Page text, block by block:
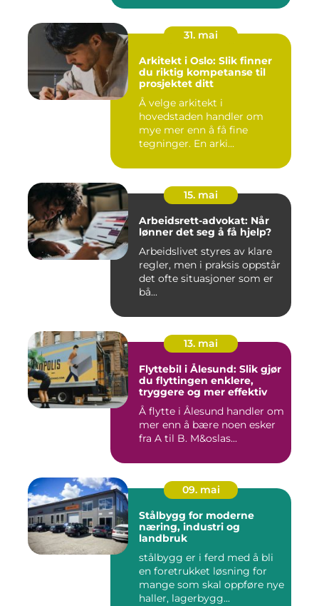
31. mai
Arkitekt i Oslo: Slik finner
du riktig kompetanse til
prosjektet ditt
Å velge arkitekt i
hovedstaden handler om
mye mer enn å få fine
tegninger. En arki...
15. mai
Arbeidsrett-advokat: Når
lønner det seg å få hjelp?
Arbeidslivet styres av klare
regler, men i praksis oppstår
det ofte situasjoner som er
bå...
13. mai
Flyttebil i Ålesund: Slik gjør
du flyttingen enklere,
tryggere og mer effektiv
Å flytte i Ålesund handler om
mer enn å bære noen esker
fra A til B. M&oslas...
09. mai
Stålbygg for moderne
næring, industri og
landbruk
stålbygg er i ferd med å bli
en foretrukket løsning for
mange som skal oppføre nye
haller, lagerbygg...